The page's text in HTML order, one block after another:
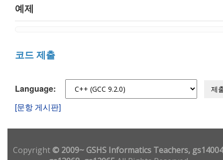
예제
코드 제출
Language: 제
[문항 게시판]
Copyright© 2009~ GSHS Informatics Teachers,